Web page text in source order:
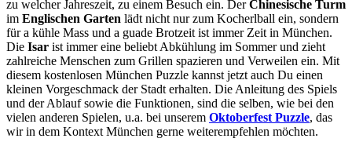
zu welcher Jahreszeit, zu einem Besuch ein. DerChinesische Turm
im Englischen Garten lädt nicht nur zum Kocherlball ein, sondern
für a kühle Mass und a guade Brotzeit ist immer Zeit in München.
Die Isar ist immer eine beliebt Abkühlung im Sommer und zieht
zahlreiche Menschen zum Grillen spazieren und Verweilen ein. Mit
diesem kostenlosen München Puzzle kannst jetzt auch Du einen
kleinen Vorgeschmack der Stadt erhalten. Die Anleitung des Spiels
und der Ablauf sowie die Funktionen, sind die selben, wie bei den
vielen anderen Spielen, u.a. bei unserem Oktoberfest Puzzle, das
wir in dem Kontext München gerne weiterempfehlen möchten.